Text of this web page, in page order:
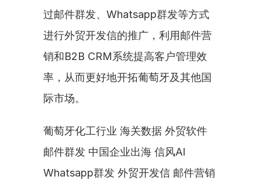
过邮件群发、Whatsapp群发等方式
进行外贸开发信的推广，利用邮件营
销和B2B CRM系统提高客户管理效
率，从而更好地开拓葡萄牙及其他国
际市场。
葡萄牙化工行业 海关数据 外贸软件
邮件群发 中国企业出海 信风AI
Whatsapp群发 外贸开发信 邮件营销